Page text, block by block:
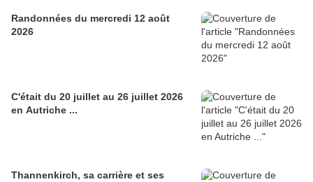
Randonnées du mercredi 12 août
2026
C'était du 20 juillet au 26 juillet 2026
en Autriche ...
Thannenkirch, sa carrière et ses